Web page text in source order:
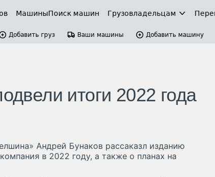
МашиныПоиск машин Грузовладельцам
Добавить груз Ваши машины Добавить машину
итоги 2022 года
Андрей Бунаков рассаказл изданию
в 2022 году, а также о планах на